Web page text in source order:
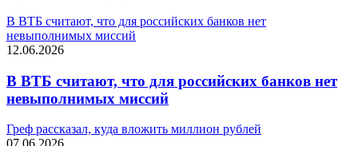
В ВТБ считают, что для российских банков нет
невыполнимых миссий
12.06.2026
В ВТБ считают, что для российских банков нет
невыполнимых миссий
Греф рассказал, куда вложить миллион рублей